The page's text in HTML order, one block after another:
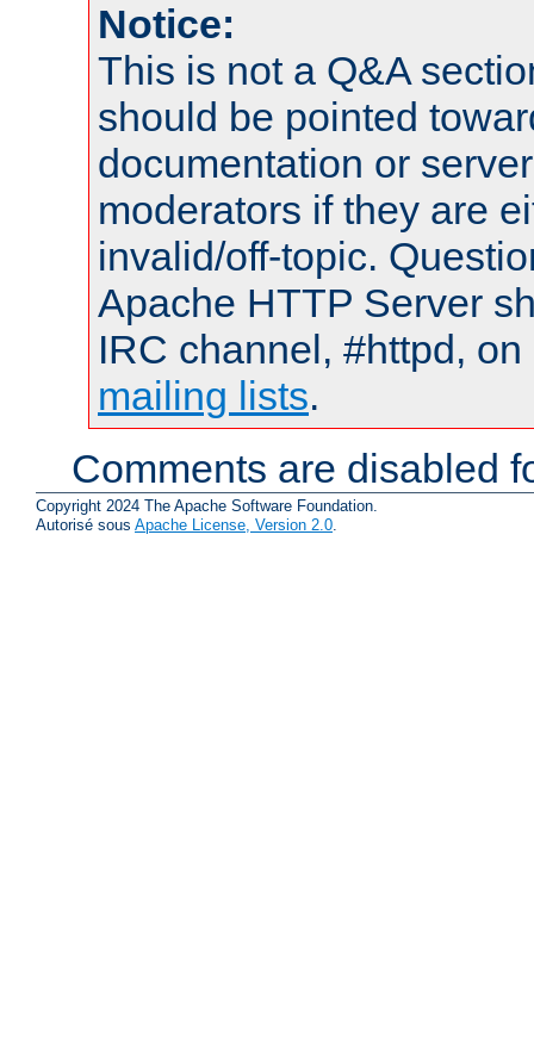
Notice:
This is not a Q&A
should be pointed
documentation or
moderators if they are
invalid/off-topic.
Apache HTTP Server
IRC channel, #httpd,
mailing lists.
Comments are disabled
Copyright 2024 The Apache Software Foundation.
Autorisé sous Apache License, Version 2.0.